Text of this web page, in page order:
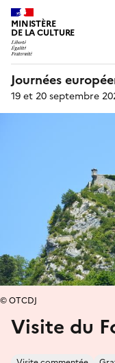
MINISTÈRE
DE LA CULTURE
Journées
19 et 20 septembre
Visite du
© OTCDJ